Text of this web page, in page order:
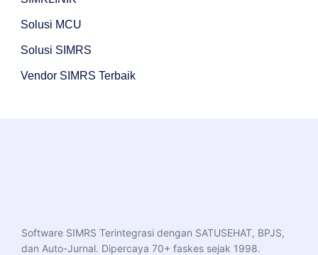
Solusi MCU
Solusi SIMRS
Vendor SIMRS Terbaik
Software SIMRS Terintegrasi dengan SATUSEHAT, BPJS,
dan Auto-Jurnal. Dipercaya 70+ faskes sejak 1998.